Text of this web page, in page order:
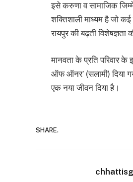
इसे करुणा व सामाजिक
शक्तिशाली माध्यम है जो
रायपुर की बढ़ती विशेषज्ञता
मानवता के प्रति परिवार के
ऑफ ऑनर’ (सलामी) दिया
एक नया जीवन दिया है।
SHARE.